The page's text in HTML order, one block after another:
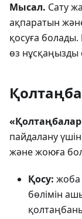
Мысал. Сату
ақпаратын
қосуға
өз нұсқаңызды
пайдалану
және жоюға
Қосу: жоба
бөлімін